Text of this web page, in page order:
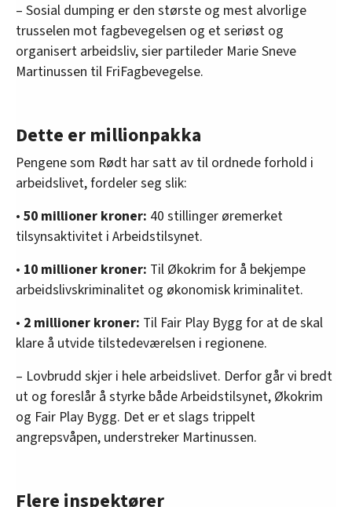
– Sosial dumping er den største og mest alvorlige
trusselen mot fagbevegelsen og et seriøst og
organisert arbeidsliv, sier partileder Marie Sneve
Martinussen til FriFagbevegelse.
Dette er millionpakka
Pengene som Rødt har satt av til ordnede forhold i
arbeidslivet, fordeler seg slik:
• 50 millioner kroner: 40 stillinger øremerket
tilsynsaktivitet i Arbeidstilsynet.
• 10 millioner kroner: Til Økokrim for å bekjempe
arbeidslivskriminalitet og økonomisk kriminalitet.
• 2 millioner kroner: Til Fair Play Bygg for at de skal
klare å utvide tilstedeværelsen i regionene.
– Lovbrudd skjer i hele arbeidslivet. Derfor går vi bredt
ut og foreslår å styrke både Arbeidstilsynet, Økokrim
og Fair Play Bygg. Det er et slags trippelt
angrepsvåpen, understreker Martinussen.
Flere inspektører